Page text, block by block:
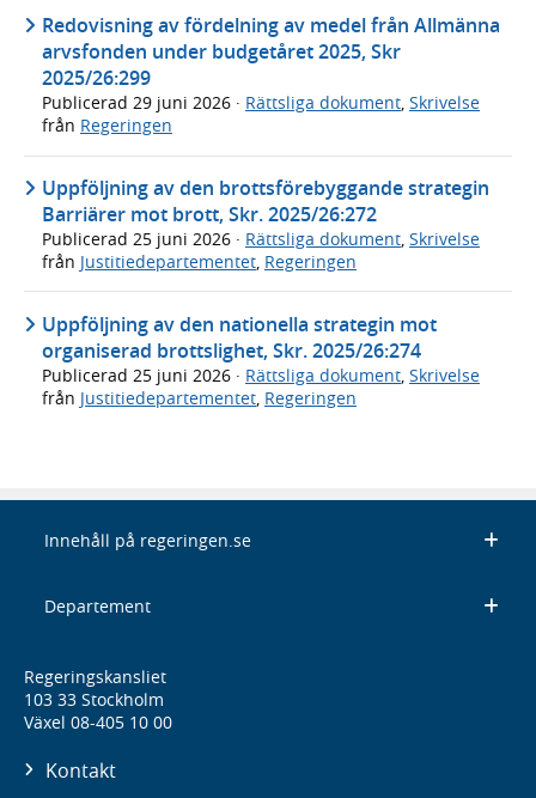
Redovisning av fördelning av medel från Allmänna
arvsfonden under budgetåret 2025, Skr
2025/26:299
Publicerad 29 juni 2026 · Rättsliga dokument, Skrivelse
från Regeringen
Uppföljning av den brottsförebyggande strategin
Barriärer mot brott, Skr. 2025/26:272
Publicerad 25 juni 2026 · Rättsliga dokument, Skrivelse
från Justitiedepartementet, Regeringen
Uppföljning av den nationella strategin mot
organiserad brottslighet, Skr. 2025/26:274
Publicerad 25 juni 2026 · Rättsliga dokument Skrivelse
från Justitiedepartementet Regeringen
Innehåll på regeringen.se
Departement
Regeringskansliet
103 33 Stockholm
Växel 08-405 10 00
Kontakt